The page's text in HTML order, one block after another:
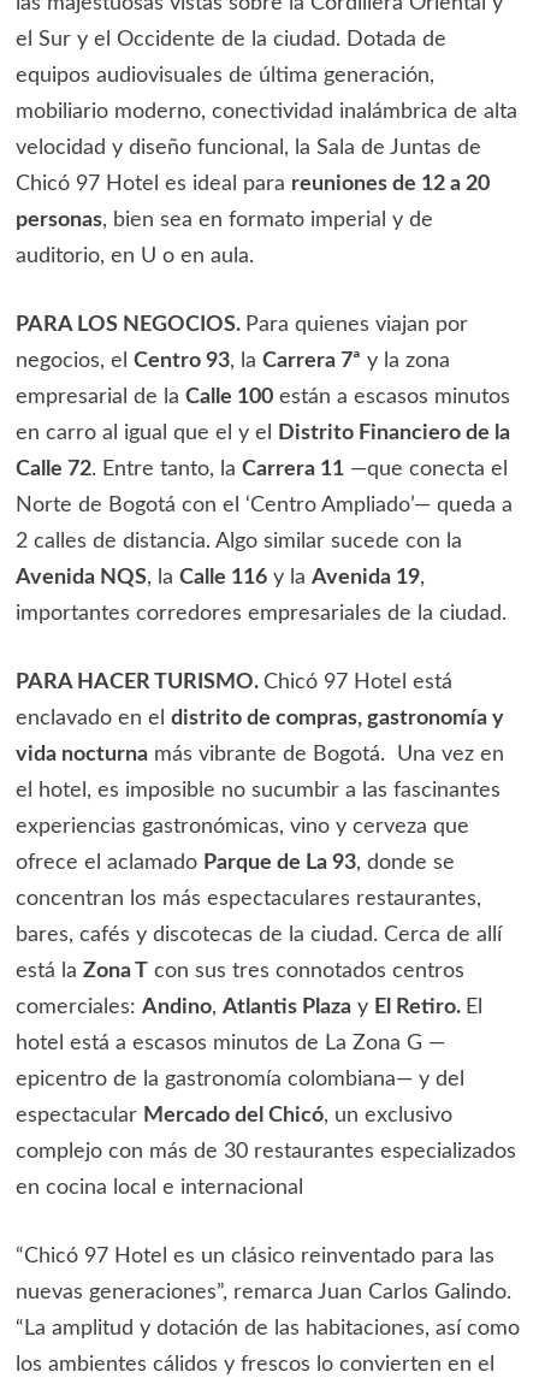
el Sur y el Occidente de la ciudad. Dotada de
equipos audiovisuales de última generación,
mobiliario moderno, conectividad inalámbrica de alta
velocidad y diseño funcional, la Sala de Juntas de
Chicó 97 Hotel es ideal para reuniones de 12 a 20
personas, bien sea en formato imperial y de
auditorio, en U o en aula.
PARA LOS NEGOCIOS. Para quienes viajan por
negocios, el Centro 93, la Carrera 7ª y la zona
empresarial de la Calle 100están a escasos minutos
en carro al igual que el y el
Distrito Financiero de la
Calle 72. Entre tanto, la Carrera 11—que conecta el
Norte de Bogotá con el ‘Centro Ampliado’— queda a
2 calles de distancia. Algo similar sucede con la
Avenida NQS, la Calle 116y la Avenida 19,
importantes corredores empresariales de la ciudad.
PARA HACER TURISMO. Chicó 97 Hotel está
enclavado en el distrito de compras, gastronomía y
vida nocturnamás vibrante de Bogotá. Una vez en
el hotel, es imposible no sucumbir a las fascinantes
experiencias gastronómicas, vino y cerveza que
ofrece el aclamado Parque de La 93, donde se
concentran los más espectaculares restaurantes,
bares, cafés y discotecas de la ciudad. Cerca de allí
está la Zona Tcon sus tres connotados centros
comerciales: Andino, Atlantis Plazay El Retiro. El
hotel está a escasos minutos de La Zona G —
epicentro de la gastronomía colombiana— y del
espectacular Mercado del Chicó, un exclusivo
complejo con más de 30 restaurantes especializados
en cocina local e internacional
“Chicó 97 Hotel es un clásico reinventado para las
nuevas generaciones”, remarca Juan Carlos Galindo.
“La amplitud y dotación de las habitaciones, así como
los ambientes cálidos y frescos lo convierten en el